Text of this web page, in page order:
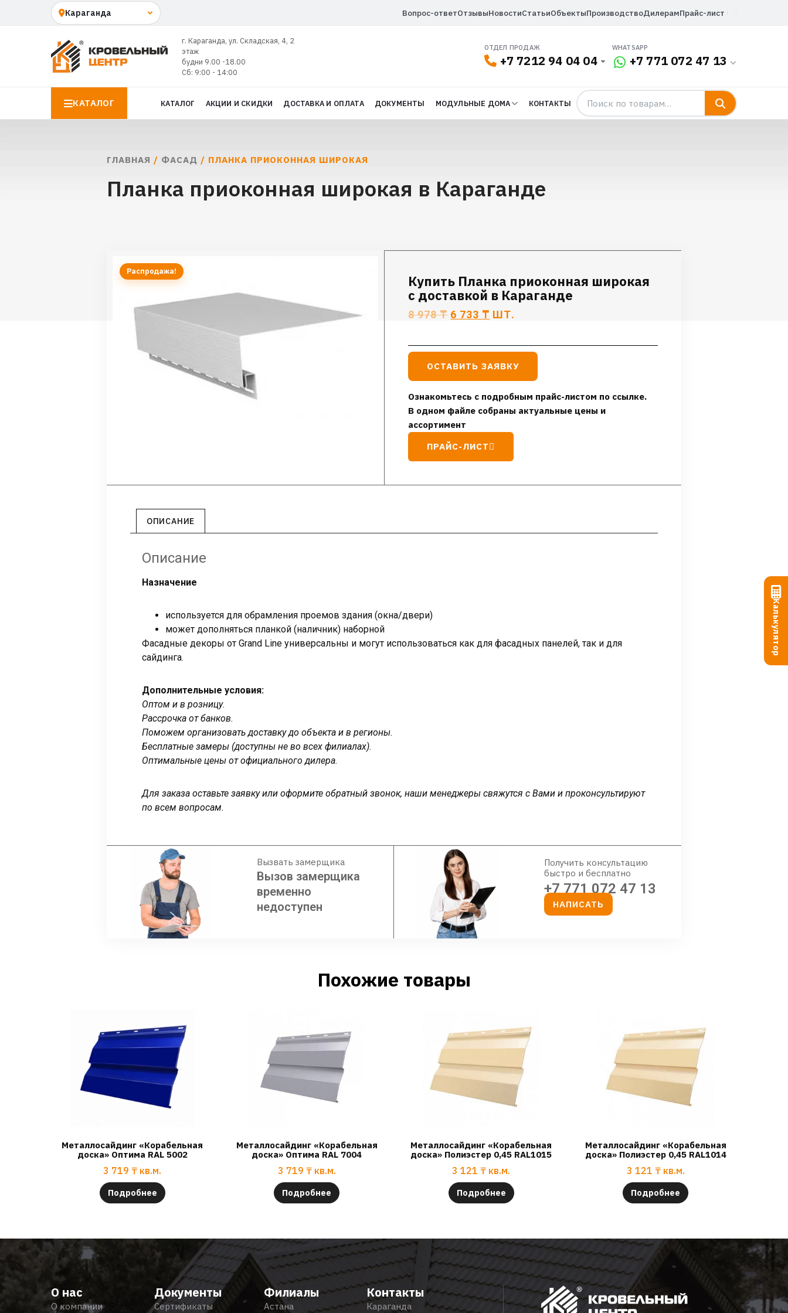
Вопрос-ответОтзывыНовостиСтатьиОбъектыПроизводствоДилерамПрайс-лист
г. Караганда, ул. Складская, 4, 2
этаж
будни 9.00 -18.00
Сб: 9:00 - 14:00
ОТДЕЛ ПРОДАЖ
+7 7212 94 04 04
WHATSAPP
+7 771 072 47 13
КАТАЛОГ КАТАЛОГ АКЦИИ И СКИДКИ ДОСТАВКА И ОПЛАТА ДОКУМЕНТЫ МОДУЛЬНЫЕ ДОМА КОНТАКТЫ
ГЛАВНАЯ / ФАСАД / ПЛАНКА ПРИОКОННАЯ ШИРОКАЯ
Планка приоконная широкая в Караганде
Распродажа!
Купить Планка приоконная широкая
с доставкой в Караганде
8 978₸ 6 733 ₸ ШТ.
ОСТАВИТЬ ЗАЯВКУ
Ознакомьтесь с подробным прайс-листом по ссылке.
В одном файле собраны актуальные цены и
ассортимент
ПРАЙС-ЛИСТ
ОПИСАНИЕ
Описание
Назначение
используется для обрамления проемов здания (окна/двери)
может дополняться планкой (наличник) наборной
Фасадные декоры от Grand Line универсальны и могут использоваться как для фасадных панелей, так и для
сайдинга.
Дополнительные условия:
Оптом и в розницу.
Рассрочка от банков.
Поможем организовать доставку до объекта и в регионы.
Бесплатные замеры (доступны не во всех филиалах).
Оптимальные цены от официального дилера.
Для заказа оставьте заявку или оформите обратный звонок, наши менеджеры свяжутся с Вами и проконсультируют
по всем вопросам.
Вызвать замерщика
Вызов замерщика
временно
недоступен
Получить консультацию
быстро и бесплатно
+7 771 072 47 13
НАПИСАТЬ
Похожие товары
Металлосайдинг «Корабельная
доска» Оптима RAL 5002
3 719 ₸ кв.м.
Подробнее
Металлосайдинг «Корабельная
доска» Оптима RAL 7004
3 719 ₸ кв.м.
Подробнее
Металлосайдинг «Корабельная
доска» Полиэстер 0,45 RAL1015
3 121 ₸ кв.м.
Подробнее
Металлосайдинг «Корабельная
доска» Полиэстер 0,45 RAL1014
3 121 ₸ кв.м.
Подробнее
О нас
О компании
Документы
Сертификаты
Филиалы
Астана
Контакты
Караганда
Калькулятор